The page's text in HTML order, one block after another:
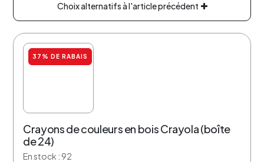
Choix alternatifs à l'article précédent
37% DE RABAIS
Crayons de couleurs en bois Crayola (boîte
de 24)
En stock : 92